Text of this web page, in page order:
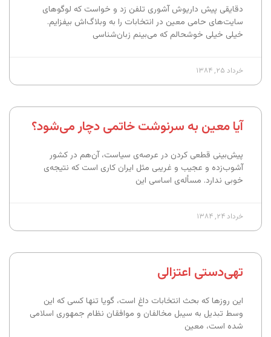
دقایقی پیش داریوش آشوری تلفن زد و خواست که لوگوهای
سایت‌های حامی معین در انتخابات را به وبلاگ‌اش بیفزایم.
خیلی خیلی خوشحالم که می‌بینم زبان‌شناسی
خرداد ۲۵, ۱۳۸۴
آیا معین به سرنوشت خاتمی دچار می‌شود؟
پیش‌بینی قطعی کردن در عرصه‌ی سیاست، آن‌هم در کشور
آشوب‌زده و عجیب و غریبی مثل ایران کاری است که نتیجه‌ی
خوبی ندارد. مسأله‌ی اساسی این
خرداد ۲۴, ۱۳۸۴
تهی‌دستی اعتزالی
این روزها که بحث انتخابات داغ است، گویا تنها کسی که این
وسط تبدیل به سیبل مخالفان و موافقان نظام جمهوری اسلامی
شده است، معین